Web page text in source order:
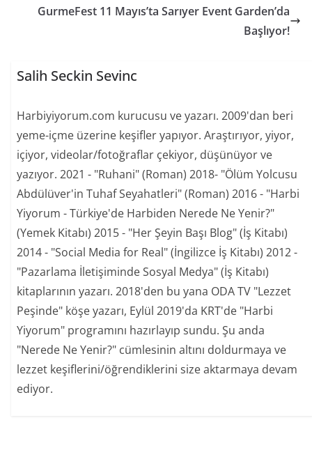
GurmeFest 11 Mayıs’ta Sarıyer Event Garden’da
Başlıyor!
Salih Seckin Sevinc
Harbiyiyorum.com kurucusu ve yazarı. 2009'dan beri
yeme-içme üzerine keşifler yapıyor. Araştırıyor, yiyor,
içiyor, videolar/fotoğraflar çekiyor, düşünüyor ve
yazıyor. 2021 - "Ruhani" (Roman) 2018- "Ölüm Yolcusu
Abdülüver'in Tuhaf Seyahatleri" (Roman) 2016 - "Harbi
Yiyorum - Türkiye'de Harbiden Nerede Ne Yenir?"
(Yemek Kitabı) 2015 - "Her Şeyin Başı Blog" (İş Kitabı)
2014 - "Social Media for Real" (İngilizce İş Kitabı) 2012 -
"Pazarlama İletişiminde Sosyal Medya" (İş Kitabı)
kitaplarının yazarı. 2018'den bu yana ODA TV "Lezzet
Peşinde" köşe yazarı, Eylül 2019'da KRT'de "Harbi
Yiyorum" programını hazırlayıp sundu. Şu anda
"Nerede Ne Yenir?" cümlesinin altını doldurmaya ve
lezzet keşiflerini/öğrendiklerini size aktarmaya devam
ediyor.